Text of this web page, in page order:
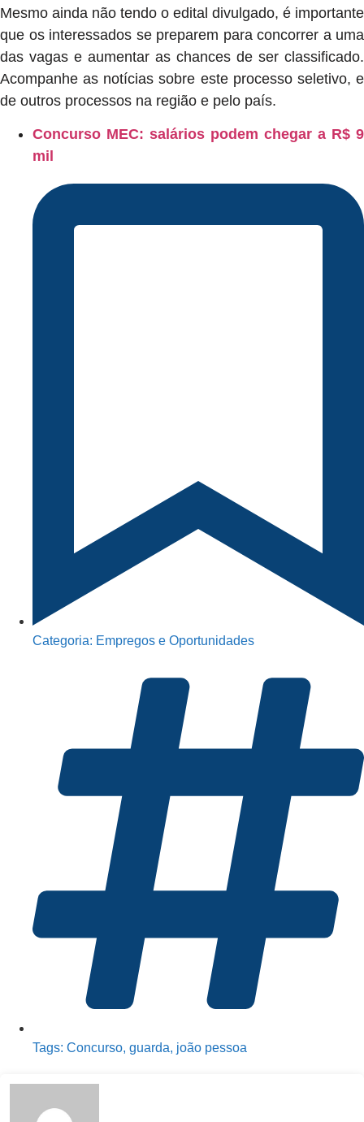
Mesmo ainda não tendo o edital divulgado, é importante
que os interessados se preparem para concorrer a uma
das vagas e aumentar as chances de ser classificado.
Acompanhe as notícias sobre este processo seletivo, e
de outros processos na região e pelo país.
Concurso MEC: salários podem chegar a R$ 9
mil
Categoria: Empregos e Oportunidades
Tags: Concurso, guarda, joão pessoa